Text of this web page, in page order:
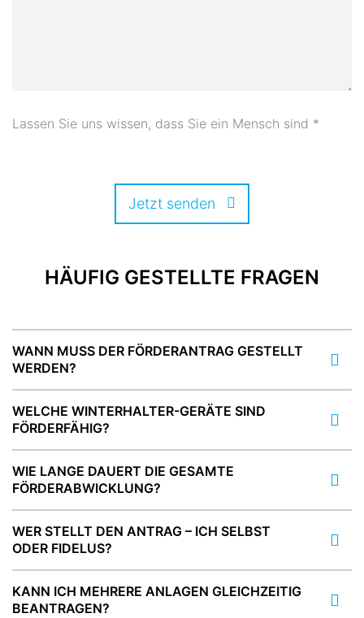
Lassen Sie uns wissen, dass Sie ein Mensch sind *
Jetzt senden
HÄUFIG GESTELLTE FRAGEN
WANN MUSS DER FÖRDERANTRAG GESTELLT
WERDEN?
WELCHE WINTERHALTER-GERÄTE SIND
FÖRDERFÄHIG?
WIE LANGE DAUERT DIE GESAMTE
FÖRDERABWICKLUNG?
WER STELLT DEN ANTRAG – ICH SELBST
ODER FIDELUS?
KANN ICH MEHRERE ANLAGEN GLEICHZEITIG
BEANTRAGEN?